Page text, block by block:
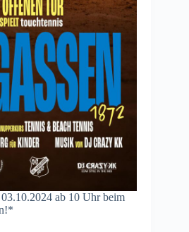
ab 10 Uhr beim